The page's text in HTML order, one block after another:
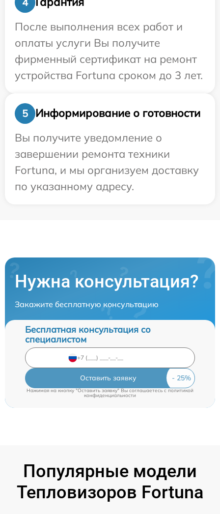
После выполнения всех работ и
оплаты услуги Вы получите
фирменный сертификат на ремонт
устройства Fortuna сроком до 3 лет.
5
Информирование о готовности
Вы получите уведомление о
завершении ремонта техники
Fortuna, и мы организуем доставку
по указанному адресу.
Нужна консультация?
Закажите бесплатную консультацию
Бесплатная консультация со
специалистом
Оставить заявку
Нажимая на кнопку "Оставить заявку" Вы соглашаетесь cполитикой
конфиденциальности
Популярные модели
Тепловизоров Fortuna